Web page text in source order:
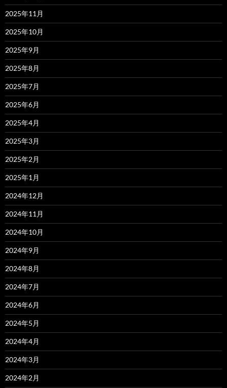
2025年11月
2025年10月
2025年9月
2025年8月
2025年7月
2025年6月
2025年4月
2025年3月
2025年2月
2025年1月
2024年12月
2024年11月
2024年10月
2024年9月
2024年8月
2024年7月
2024年6月
2024年5月
2024年4月
2024年3月
2024年2月